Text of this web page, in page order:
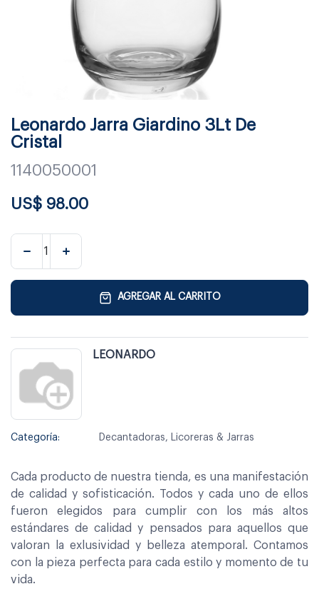
Leonardo Jarra Giardino 3Lt De
Cristal
1140050001
US$ 98.00
AGREGAR AL CARRITO
LEONARDO
Categoría: Decantadoras, Licoreras & Jarras
Cada producto de nuestra tienda, es una manifestación
de calidad y sofisticación. Todos y cada uno de ellos
fueron elegidos para cumplir con los más altos
estándares de calidad y pensados para aquellos que
valoran la exlusividad y belleza atemporal. Contamos
con la pieza perfecta para cada estilo y momento de tu
vida.